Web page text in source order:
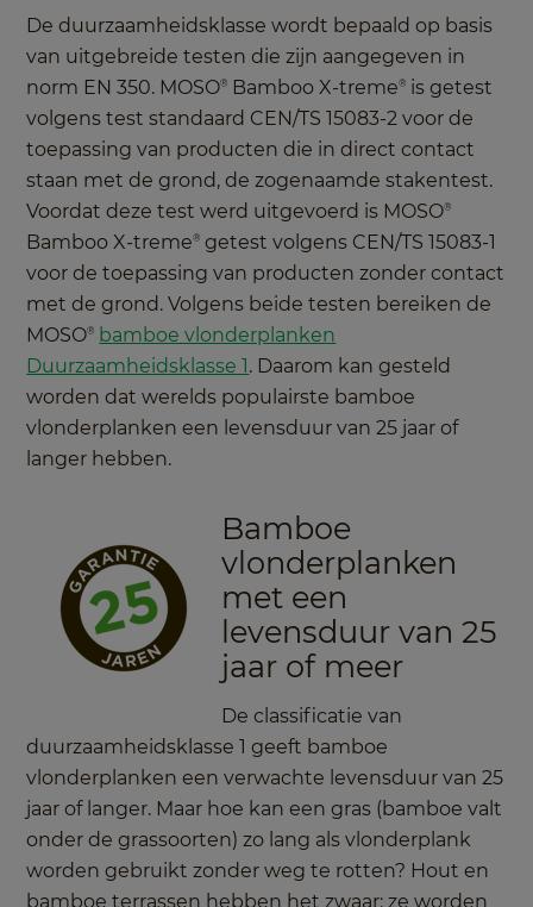
De duurzaamheidsklasse wordt bepaald op basis
van uitgebreide testen die zijn aangegeven in
norm EN 350. MOSO® Bamboo X-treme® is getest
volgens test standaard CEN/TS 15083-2 voor de
toepassing van producten die in direct contact
staan met de grond, de zogenaamde stakentest.
Voordat deze test werd uitgevoerd is MOSO®
Bamboo X-treme® getest volgens CEN/TS 15083-1
voor de toepassing van producten zonder contact
met de grond. Volgens beide testen bereiken de
MOSO® bamboe vlonderplanken
Duurzaamheidsklasse 1. Daarom kan gesteld
worden dat werelds populairste bamboe
vlonderplanken een levensduur van 25 jaar of
langer hebben.
Bamboe
vlonderplanken
met een
levensduur van 25
jaar of meer
De classificatie van
duurzaamheidsklasse 1 geeft bamboe
vlonderplanken een verwachte levensduur van 25
jaar of langer. Maar hoe kan een gras (bamboe valt
onder de grassoorten) zo lang als vlonderplank
worden gebruikt zonder weg te rotten? Hout en
bamboe terrassen hebben het zwaar: ze worden